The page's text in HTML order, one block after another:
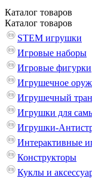
Каталог товаров
Каталог товаров
STEM игрушки
Игровые наборы
Игровые фигурки
Игрушечное
Игрушечный
Игрушки для
Игрушки-
Интерактивные
Конструкторы
Куклы и